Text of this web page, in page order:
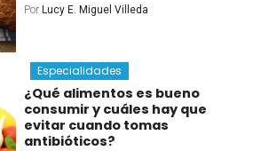
Por Lucy E. Miguel Villeda
Especialidades
¿Qué alimentos es bueno
consumir y cuáles hay que
evitar cuando tomas
antibióticos?